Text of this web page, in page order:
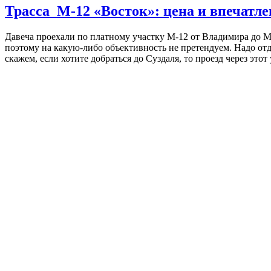
Трасса М-12 «Восток»: цена и
Давеча проехали по платному участку М-12 от Владимира
поэтому на какую-либо объективность не претендуем. Надо
скажем, если хотите добраться до Суздаля, то проезд через